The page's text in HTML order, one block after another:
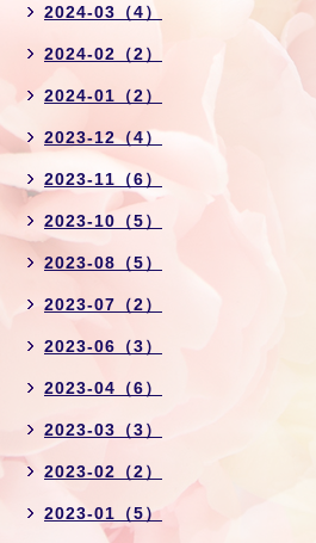
2024-03（4）
2024-02（2）
2024-01（2）
2023-12（4）
2023-11（6）
2023-10（5）
2023-08（5）
2023-07（2）
2023-06（3）
2023-04（6）
2023-03（3）
2023-02（2）
2023-01（5）